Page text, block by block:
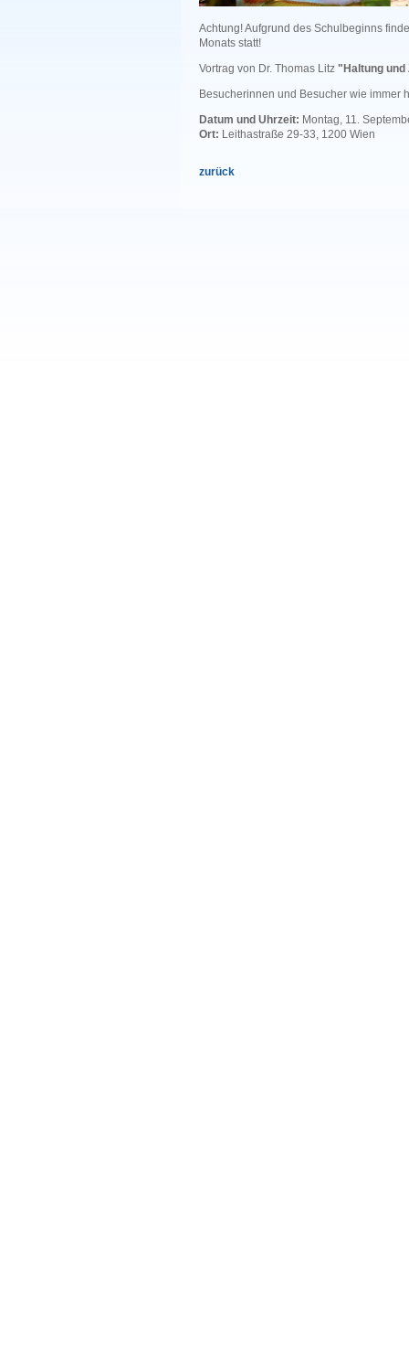
Achtung! Aufgrund des Schulbeginns
Monats statt!
Vortrag von Dr. Thomas Litz "Haltung und
Besucherinnen und Besucher wie immer
Datum und Uhrzeit: Montag, 11.
Ort: Leithastraße 29-33, 1200 Wien
zurück